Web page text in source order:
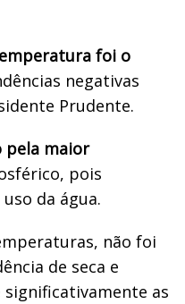
foi o
negativas
Prudente.
pela maior
pois
da água.
não foi
de seca e
as